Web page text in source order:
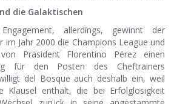
die Galaktischen
allerdings, gewinnt der
im Jahr 2000 die Champions League und
Präsident Florentino Pérez einen
für den Posten des Cheftrainers
del Bosque auch deshalb ein, weil
Klausel enthält, die bei Erfolglosigkeit